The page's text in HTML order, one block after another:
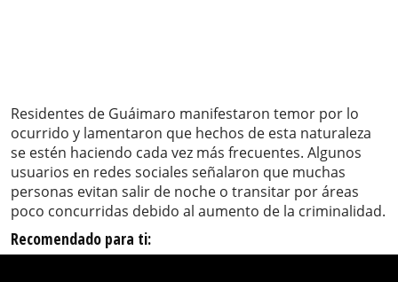
Residentes de Guáimaro manifestaron temor por lo
ocurrido y lamentaron que hechos de esta naturaleza
se estén haciendo cada vez más frecuentes. Algunos
usuarios en redes sociales señalaron que muchas
personas evitan salir de noche o transitar por áreas
poco concurridas debido al aumento de la criminalidad.
Recomendado para ti: